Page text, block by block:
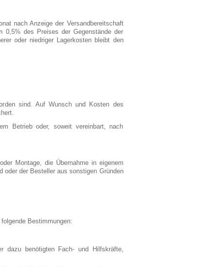
nach Anzeige der Versandbereitschaft
0,5% des Preises der Gegenstände der
oder niedriger Lagerkosten bleibt den
sind. Auf Wunsch und Kosten des
Betrieb oder, soweit vereinbart, nach
Montage, die Übernahme in eigenem
oder der Besteller aus sonstigen Gründen
Bestimmungen:
dazu benötigten Fach- und Hilfskräfte,